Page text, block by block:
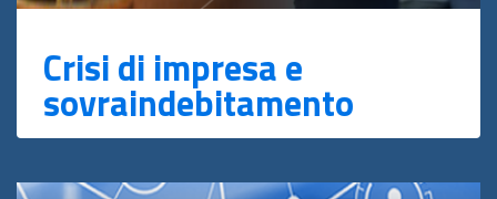
Crisi di impresa e
sovraindebitamento